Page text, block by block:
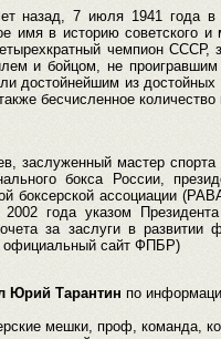
назад, 7 июля 1941 года в
имя в историю советского
чемпион СССР,
и бойцом, не
достойнейшим из
бесчисленное количество
заслуженный мастер
бокса России,
боксерской ассоциации
2002 года указом
за заслуги в развитии
официальный сайт ФПБР)
Юрий Тарантин по
мешки, проф, команда,